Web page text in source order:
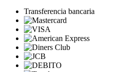
Transferencia bancaria